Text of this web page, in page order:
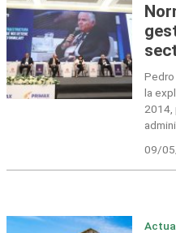
la
2014,
09/